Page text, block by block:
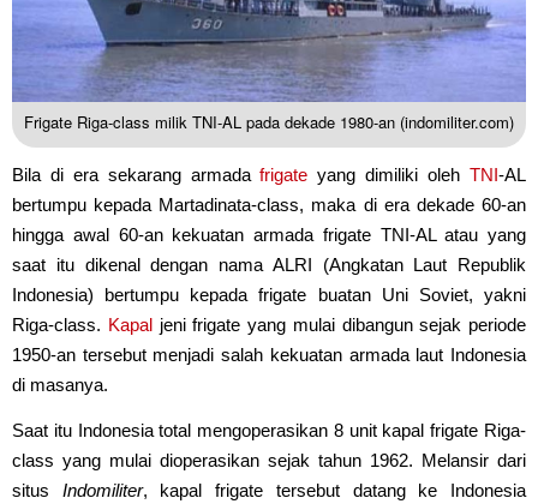
Frigate Riga-class milik TNI-AL pada dekade 1980-an (indomiliter.com)
Bila di era sekarang armadafrigate yang dimiliki olehTNI-AL
bertumpu kepada Martadinata-class, maka di era dekade 60-an
hingga awal 60-an kekuatan armada frigate TNI-AL atau yang
saat itu dikenal dengan nama ALRI (Angkatan Laut Republik
Indonesia) bertumpu kepada frigate buatan Uni Soviet, yakni
Riga-class. Kapaljeni frigate yang mulai dibangun sejak periode
1950-an tersebut menjadi salah kekuatan armada laut Indonesia
di masanya.
Saat itu Indonesia total mengoperasikan 8 unit kapal frigate Riga-
class yang mulai dioperasikan sejak tahun 1962. Melansir dari
situs Indomiliter, kapal frigate tersebut datang ke Indonesia